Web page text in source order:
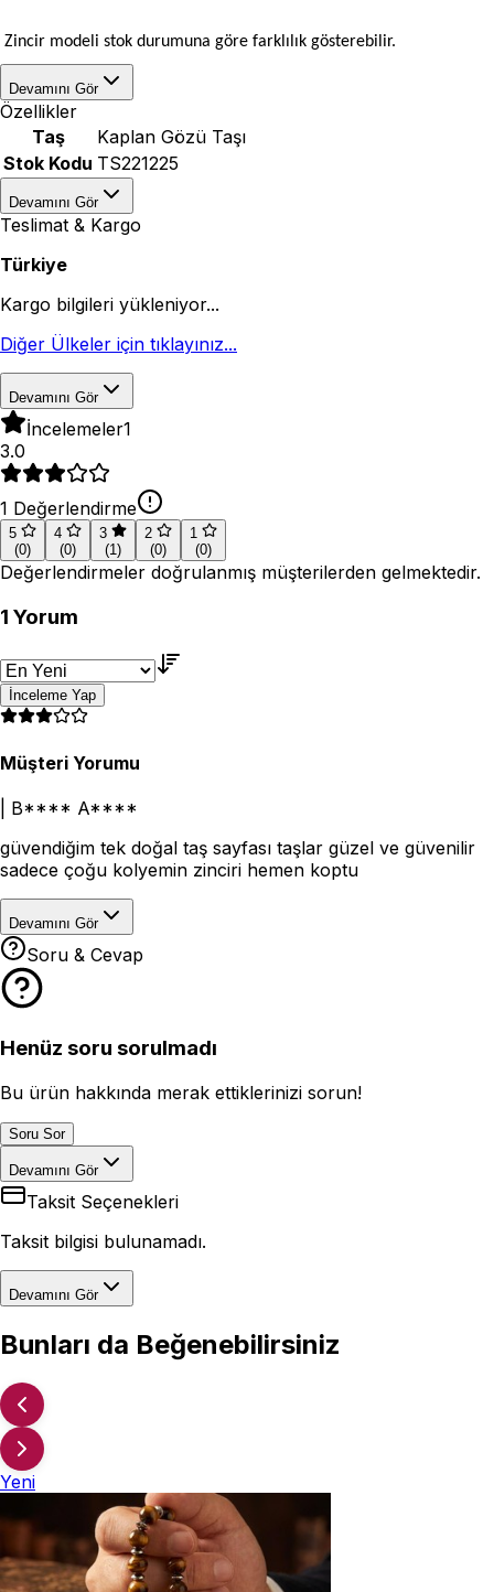
Zincir modeli stok durumuna göre farklılık gösterebilir.
Devamını Gör
Özellikler
Taş
Kaplan Gözü Taşı
Stok Kodu TS221225
Devamını Gör
Teslimat & Kargo
Türkiye
Kargo bilgileri yükleniyor...
Diğer Ülkeler için tıklayınız...
Devamını Gör
İncelemeler1
3.0
1 Değerlendirme
5
(0)
4
(0)
3
(1)
2
(0)
1
(0)
Değerlendirmeler doğrulanmış müşterilerden gelmektedir.
1 Yorum
İnceleme Yap
Müşteri Yorumu
B**** A****
güvendiğim tek doğal taş sayfası taşlar güzel ve güvenilir
sadece çoğu kolyemin zinciri hemen koptu
Devamını Gör
Soru & Cevap
Henüz soru sorulmadı
Bu ürün hakkında merak ettiklerinizi sorun!
Soru Sor
Devamını Gör
Taksit Seçenekleri
Taksit bilgisi bulunamadı.
Devamını Gör
Bunları da Beğenebilirsiniz
Yeni